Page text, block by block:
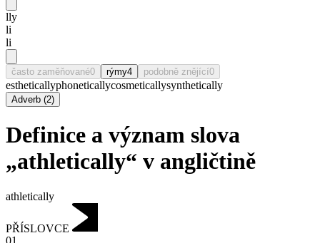
lly
li
li
často zaměňované0 rýmy4 podobně znějící0
estheticallyphoneticallycosmeticallysynthetically
Adverb (2)
Definice a význam slova
„athletically“ v angličtině
athletically
PŘÍSLOVCE
01